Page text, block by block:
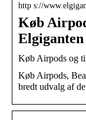
http s://
Køb
Elgiganten
Køb Airpods og
Køb Airpods,
bredt udvalg af